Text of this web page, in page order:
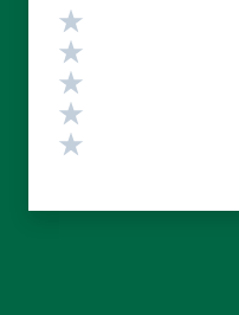
Valutazione